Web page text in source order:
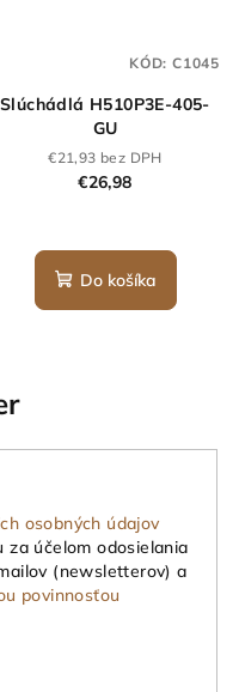
Slúchádlá H510P3E-405-
GU
€21,93 bez DPH
€26,98
Do košíka
KÓD: C1045
osobných údajov
účelom odosielania
(newsletterov) a
povinnosťou